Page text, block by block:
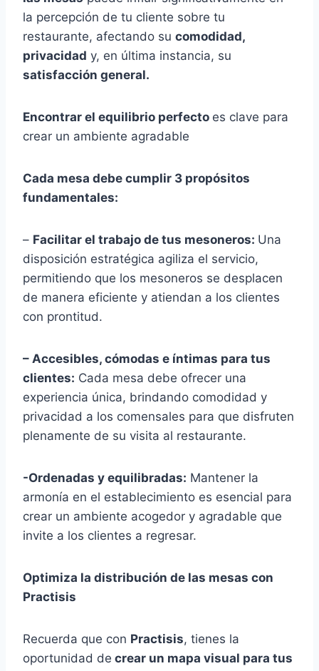
la percepción de tu cliente sobre tu
restaurante, afectando su comodidad,
privacidad y, en última instancia, su
satisfacción general.
Encontrar el equilibrio perfecto es clave para
crear un ambiente agradable
Cada mesa debe cumplir 3 propósitos
fundamentales:
– Facilitar el trabajo de tus mesoneros: Una
disposición estratégica agiliza el servicio,
permitiendo que los mesoneros se desplacen
de manera eficiente y atiendan a los clientes
con prontitud.
– Accesibles, cómodas e íntimas para tus
clientes: Cada mesa debe ofrecer una
experiencia única, brindando comodidad y
privacidad a los comensales para que disfruten
plenamente de su visita al restaurante.
-Ordenadas y equilibradas: Mantener la
armonía en el establecimiento es esencial para
crear un ambiente acogedor y agradable que
invite a los clientes a regresar.
Optimiza la distribución de las mesas con
Practisis
Recuerda que con Practisis, tienes la
oportunidad de crear un mapa visual para tus